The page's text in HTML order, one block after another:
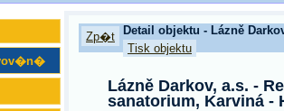
Detail objektu - Lázně
Zp�t
Tisk objektu
Lázně Darkov, a.s. -
sanatorium, Karviná -